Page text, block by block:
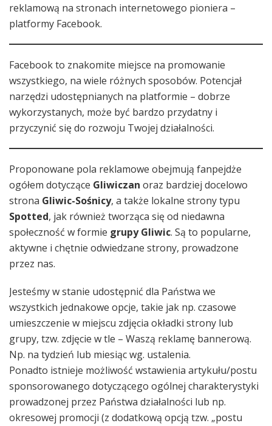
reklamową na stronach internetowego pioniera –
platformy Facebook.
Facebook to znakomite miejsce na promowanie
wszystkiego, na wiele różnych sposobów. Potencjał
narzędzi udostępnianych na platformie – dobrze
wykorzystanych, może być bardzo przydatny i
przyczynić się do rozwoju Twojej działalności.
Proponowane pola reklamowe obejmują fanpejdże
ogółem dotyczące Gliwiczan oraz bardziej docelowo
strona Gliwic-Sośnicy, a także lokalne strony typu
Spotted, jak również tworząca się od niedawna
społeczność w formie grupy Gliwic. Są to popularne,
aktywne i chętnie odwiedzane strony, prowadzone
przez nas.
Jesteśmy w stanie udostępnić dla Państwa we
wszystkich jednakowe opcje, takie jak np. czasowe
umieszczenie w miejscu zdjęcia okładki strony lub
grupy, tzw. zdjęcie w tle – Waszą reklamę bannerową.
Np. na tydzień lub miesiąc wg. ustalenia.
Ponadto istnieje możliwość wstawienia artykułu/postu
sponsorowanego dotyczącego ogólnej charakterystyki
prowadzonej przez Państwa działalności lub np.
okresowej promocji (z dodatkową opcją tzw. „postu